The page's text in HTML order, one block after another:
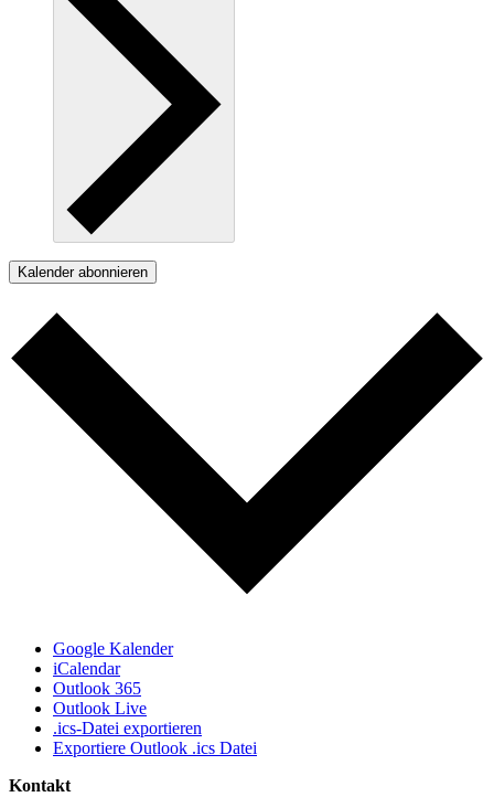
Kalender abonnieren
Google Kalender
iCalendar
Outlook 365
Outlook Live
.ics-Datei exportieren
Exportiere Outlook .ics Datei
Kontakt